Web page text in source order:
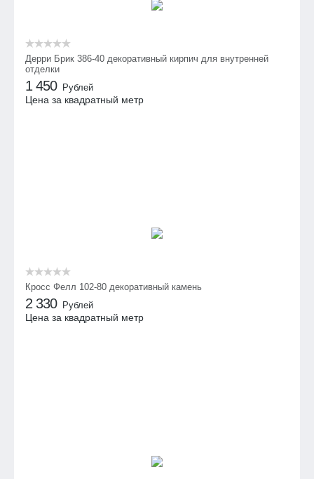
Дерри Брик 386-40 декоративный кирпич для внутренней
отделки
1 450 Рублей
Цена за квадратный метр
Кросс Фелл 102-80 декоративный камень
2 330 Рублей
Цена за квадратный метр